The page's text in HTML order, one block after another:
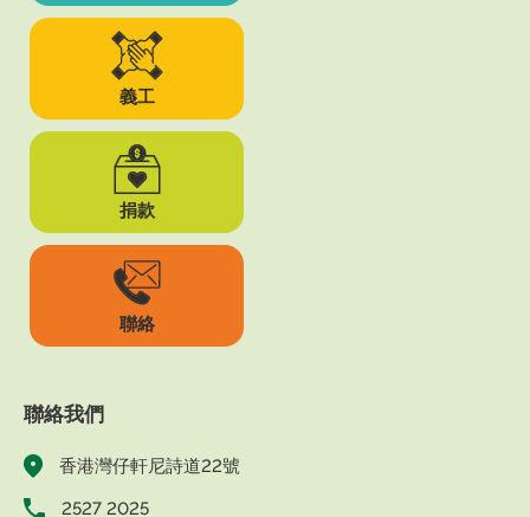
義工
捐款
聯絡
聯絡我們
香港灣仔軒尼詩道22號
2527 2025